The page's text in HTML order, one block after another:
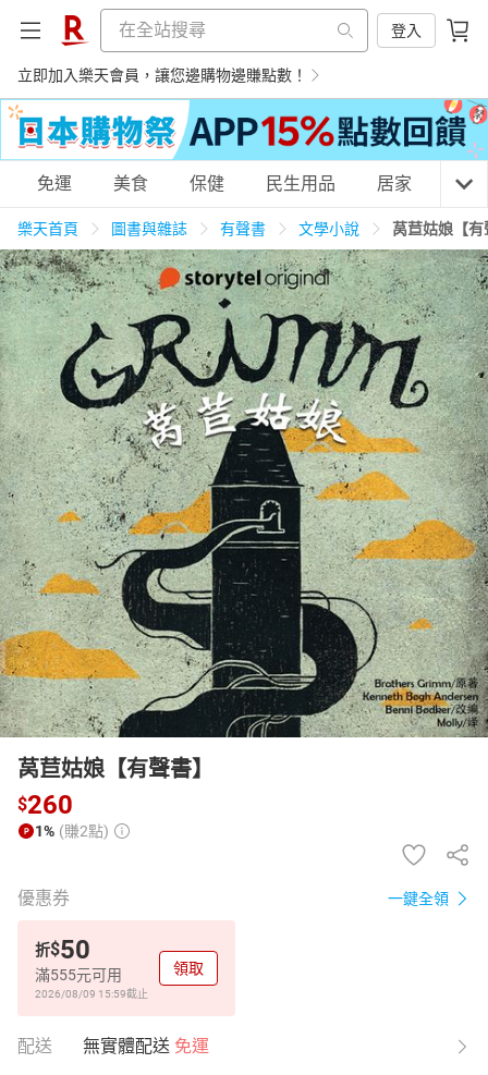
登入
立即加入樂天會員，讓您邊購物邊賺點數！
購物網分類
天天免運 美食蛋糕 養生保健 民生用品
居家生活 3C家電 運動休閒 親子玩具
女裝 男裝 化妝保養 情趣用品
日本購物 電子/紙本書
HOT
免運 美食 保健 民生用品 居家 3C
樂天首頁 圖書與雜誌 有聲書 文學小說 莴苣姑娘【有
莴苣姑娘【有聲書】
$260
1% (賺2點)
優惠券 一鍵全領
折$50
滿555元可用
2026/08/09 15:59截止
領取
配送 無實體配送 免運